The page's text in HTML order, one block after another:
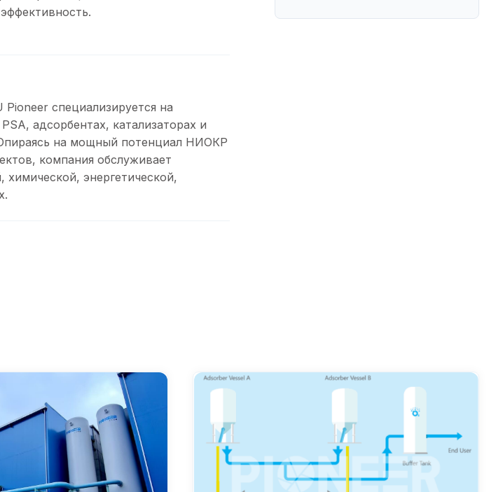
специализируется на
адсорбентах, катализаторах и
на мощный потенциал НИОКР
компания обслуживает
химической, энергетической,